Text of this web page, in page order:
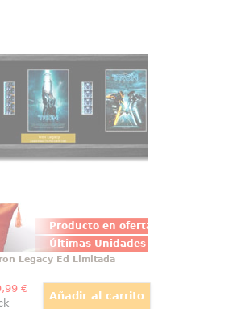
Producto en oferta
Últimas Unidades
Tron Legacy Ed Limitada
tu espacio en un
al cine clásico con este
cuadro FilmCell de Tron
que combina a la
la esencia retro y
de esta icónica película.
Legacy Ed Limitada
,99€